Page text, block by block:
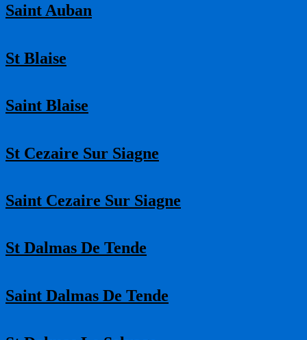
Saint Auban
St Blaise
Saint Blaise
St Cezaire Sur Siagne
Saint Cezaire Sur Siagne
St Dalmas De Tende
Saint Dalmas De Tende